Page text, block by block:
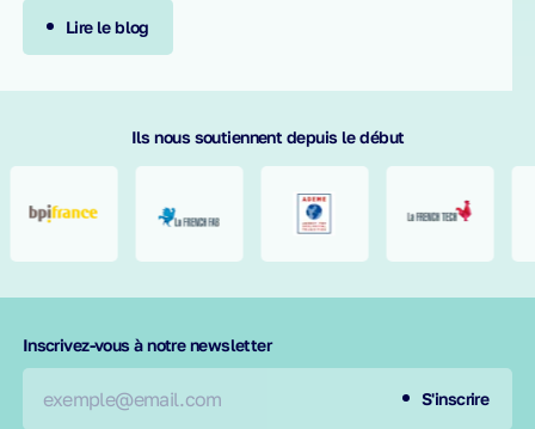
Lire le blog
Ils nous soutiennent depuis le début
Inscrivez-vous à notre newsletterrequis
S'inscrire